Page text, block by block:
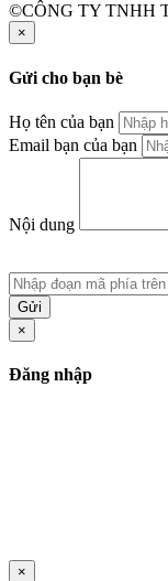
©CÔNG TY TNHH
×
Gửi cho bạn bè
Họ tên của bạn
Email bạn của bạn
Nội dung
Gửi
×
Đăng nhập
×